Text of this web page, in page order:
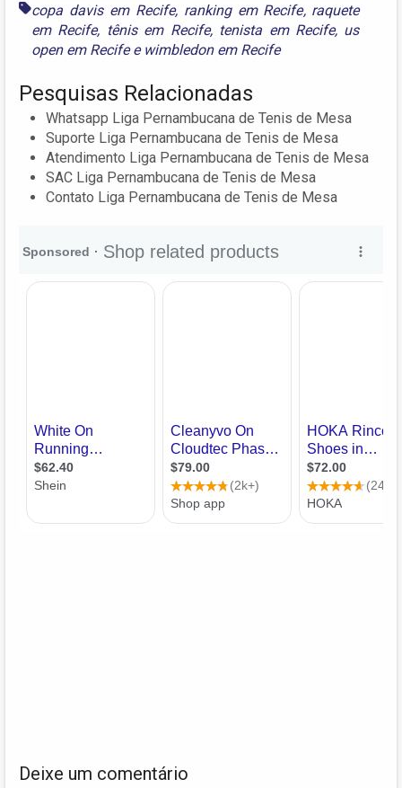
copa davis em Recife, ranking em Recife, raquete
em Recife, tênis em Recife, tenista em Recife, us
open em Recifee wimbledon em Recife
Pesquisas Relacionadas
Whatsapp Liga Pernambucana de Tenis de Mesa
Suporte Liga Pernambucana de Tenis de Mesa
Atendimento Liga Pernambucana de Tenis de Mesa
SAC Liga Pernambucana de Tenis de Mesa
Contato Liga Pernambucana de Tenis de Mesa
Deixe um comentário